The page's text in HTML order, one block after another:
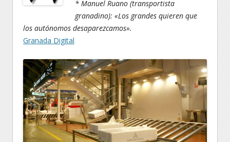
* Manuel Ruano (transportista
granadino): «Los grandes quieren que
los autónomos desaparezcamos».
Granada Digital